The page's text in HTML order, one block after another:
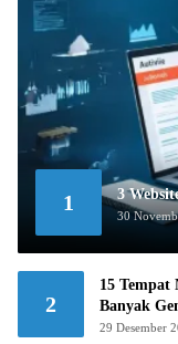
1 3
30
2
15
Banyak
29 Desember